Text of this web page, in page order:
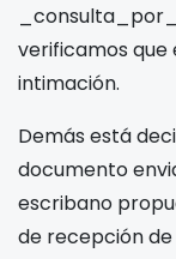
verificamos que
intimación.
Demás está
documento
escribano
de recepción